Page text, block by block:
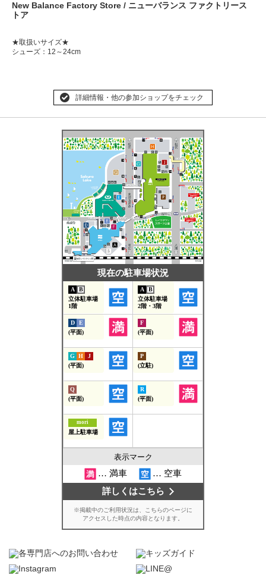
New Balance Factory Store / ニューバランス ファクトリース
トア
★取扱いサイズ★
シューズ：12～24cm
詳細情報・他の参加ショップをチェック